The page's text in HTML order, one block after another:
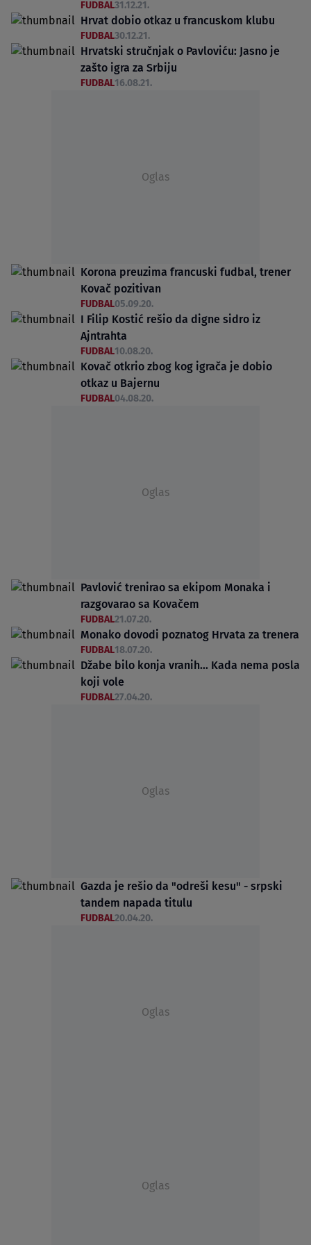
FUDBAL31.12.21.
Hrvat dobio otkaz u francuskom klubu
FUDBAL30.12.21.
Hrvatski stručnjak o Pavloviću: Jasno je
zašto igra za Srbiju
FUDBAL16.08.21.
Oglas
Korona preuzima francuski fudbal, trener
Kovač pozitivan
FUDBAL05.09.20.
I Filip Kostić rešio da digne sidro iz
Ajntrahta
FUDBAL10.08.20.
Kovač otkrio zbog kog igrača je dobio
otkaz u Bajernu
FUDBAL04.08.20.
Oglas
Pavlović trenirao sa ekipom Monaka i
razgovarao sa Kovačem
FUDBAL21.07.20.
Monako dovodi poznatog Hrvata za trenera
FUDBAL18.07.20.
Džabe bilo konja vranih... Kada nema posla
koji vole
FUDBAL27.04.20.
Oglas
Gazda je rešio da "odreši kesu" - srpski
tandem napada titulu
FUDBAL20.04.20.
Oglas
Oglas